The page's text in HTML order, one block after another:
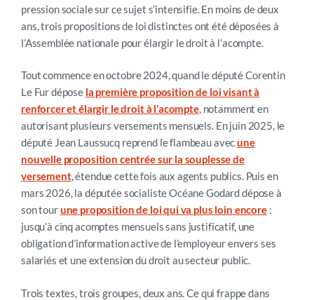
pression sociale sur ce sujet s’intensifie. En moins de deux
ans, trois propositions de loi distinctes ont été déposées à
l’Assemblée nationale pour élargir le droit à l’acompte.
Tout commence en octobre 2024, quand le député Corentin
Le Fur dépose la première proposition de loi visant à
renforcer et élargir le droit à l’acompte, notamment en
autorisant plusieurs versements mensuels. En juin 2025, le
député Jean Laussucq reprend le flambeau avecune
nouvelle proposition centrée sur la souplesse de
versement, étendue cette fois aux agents publics. Puis en
mars 2026, la députée socialiste Océane Godard dépose à
son tourune proposition de loi qui va plus loin encore:
jusqu’à cinq acomptes mensuels sans justificatif, une
obligation d’information active de l’employeur envers ses
salariés et une extension du droit au secteur public.
Trois textes, trois groupes, deux ans. Ce qui frappe dans